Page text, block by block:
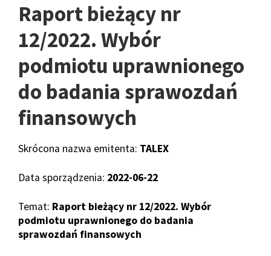
Raport bieżący nr
12/2022. Wybór
podmiotu uprawnionego
do badania sprawozdań
finansowych
Skrócona nazwa emitenta: TALEX
Data sporządzenia: 2022-06-22
Temat: Raport bieżący nr 12/2022. Wybór
podmiotu uprawnionego do badania
sprawozdań finansowych